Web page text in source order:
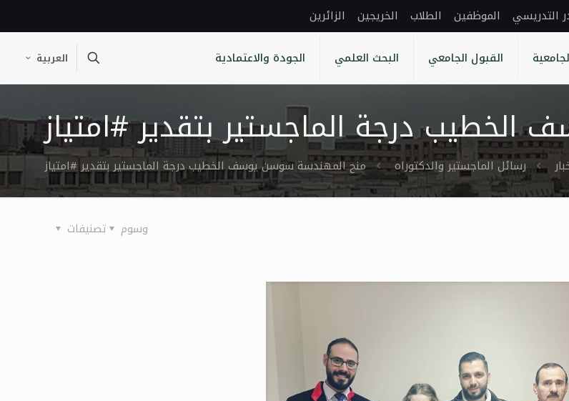
التدريسي الموظفين الطلاب الخريجين الزائرين
القبول الجامعي البحث العلمي الجودة والاعتمادية العربية
درجة الماجستير بتقدير #امتياز
رسائل الماجستير والدكتوراه منح المهندسة سوسن يوسف الخطيب درجة الماجستير بتقدير #امتياز
تصنيفات وسوم